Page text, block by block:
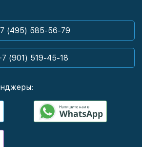
Kvs 6 8
(495) 585-56-79
(901) 519-45-18